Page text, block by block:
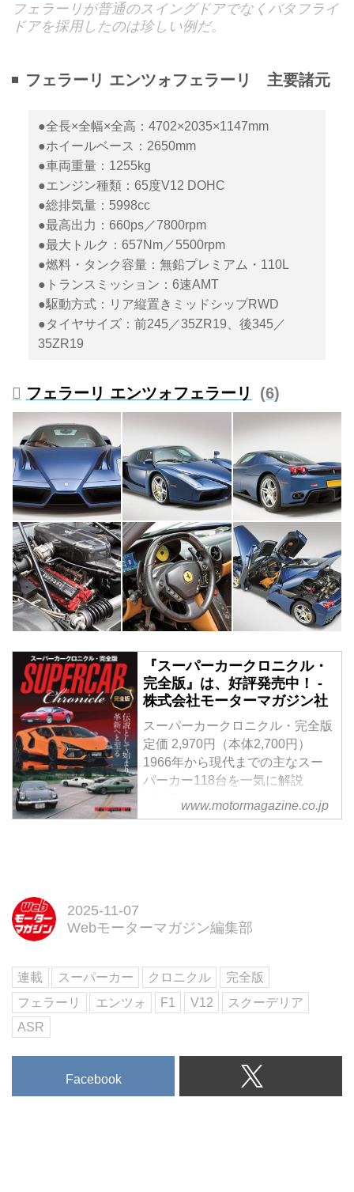
フェラーリが普通のスイングドアでなくバタフライ
ドアを採用したのは珍しい例だ。
フェラーリ エンツォフェラーリ 主要諸元
●全長×全幅×全高：4702×2035×1147mm
●ホイールベース：2650mm
●車両重量：1255kg
●エンジン種類：65度V12 DOHC
●総排気量：5998cc
●最高出力：660ps／7800rpm
●最大トルク：657Nm／5500rpm
●燃料・タンク容量：無鉛プレミアム・110L
●トランスミッション：6速AMT
●駆動方式：リア縦置きミッドシップRWD
●タイヤサイズ：前245／35ZR19、後345／
35ZR19
フェラーリ エンツォフェラーリ 6
『スーパーカークロニクル・
完全版』は、好評発売中！ -
株式会社モーターマガジン社
スーパーカークロニクル・完全版
定価 2,970円（本体2,700円）
1966年から現代までの主なスー
パーカー118台を一気に解説
＜本書の見どころ＞
種はもちろん、1980年代の「第
リ F40、ポルシェ 959なども美し
い写真とともに詳解しています。
2...
www.motormagazine.co.jp
2025-11-07
Webモーターマガジン編集部
連載 スーパーカー クロニクル
完全版
フェラーリ
エンツォ F1 V12
スクーデリア
ASR
Facebook